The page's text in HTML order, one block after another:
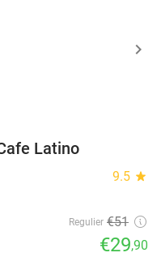
Latino
9.5 star
Regulier €51
€29,90